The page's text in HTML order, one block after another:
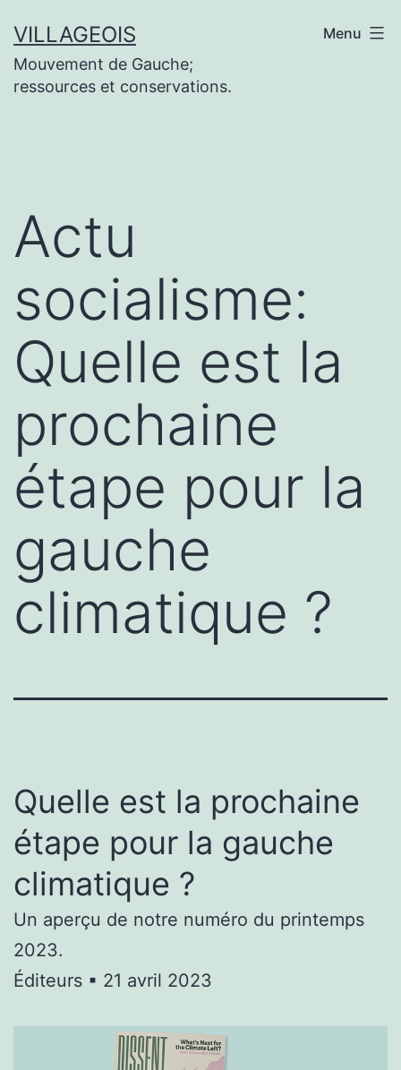
au
contenu
VILLAGEOIS
Mouvement de Gauche;
ressources et conservations.
Menu
Actu
socialisme:
Quelle est la
prochaine
étape pour la
gauche
climatique ?
Quelle est la prochaine
étape pour la gauche
climatique ?
Un aperçu de notre numéro du printemps
2023.
Éditeurs ▪ 21 avril 2023